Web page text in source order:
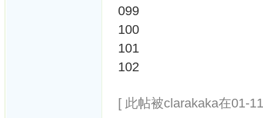
099
100
101
102
[ 此帖被clarakaka在01-